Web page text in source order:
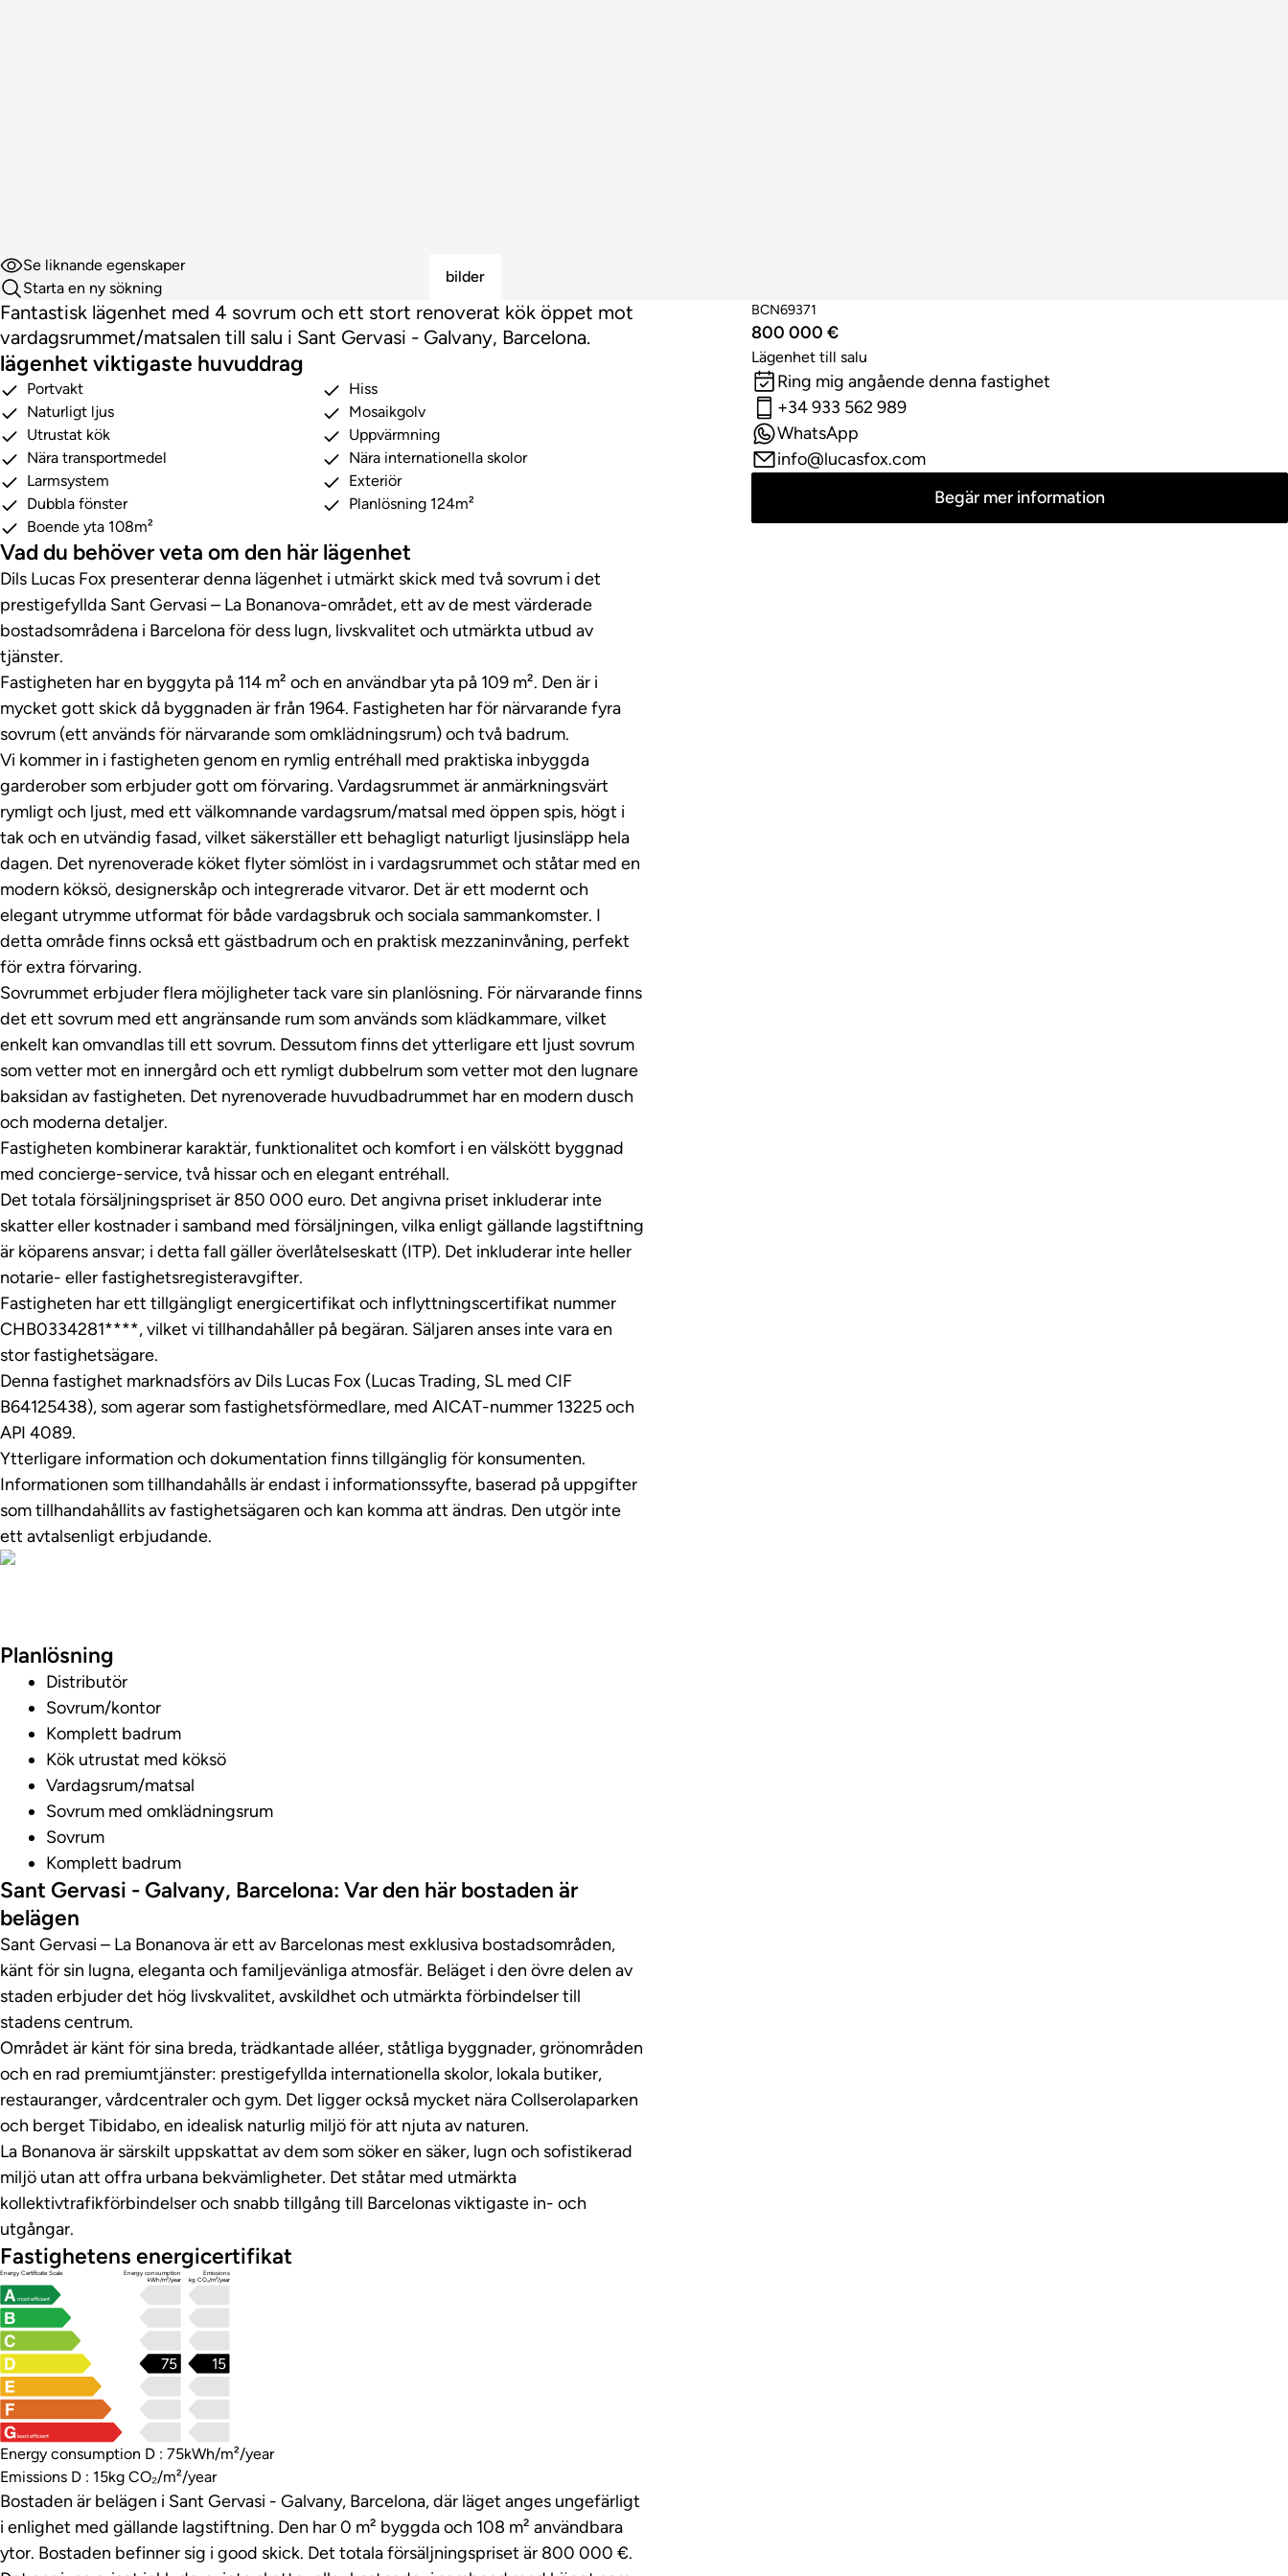
bilder
Se liknande egenskaper
Starta en ny sökning
Fantastisk lägenhet med 4 sovrum och ett stort renoverat kök öppet mot
vardagsrummet/matsalen till salu i Sant Gervasi - Galvany, Barcelona.
lägenhet viktigaste huvuddrag
Portvakt
Hiss
Naturligt ljus
Mosaikgolv
Utrustat kök
Uppvärmning
Nära transportmedel
Nära internationella skolor
Larmsystem
Exteriör
Dubbla fönster
Planlösning 124m²
Boende yta 108m²
Vad du behöver veta om den här lägenhet
Dils Lucas Fox presenterar denna lägenhet i utmärkt skick med två sovrum i det
prestigefyllda Sant Gervasi – La Bonanova-området, ett av de mest värderade
bostadsområdena i Barcelona för dess lugn, livskvalitet och utmärkta utbud av
tjänster.
Fastigheten har en byggyta på 114 m² och en användbar yta på 109 m². Den är i
mycket gott skick då byggnaden är från 1964. Fastigheten har för närvarande fyra
sovrum (ett används för närvarande som omklädningsrum) och två badrum.
Vi kommer in i fastigheten genom en rymlig entréhall med praktiska inbyggda
garderober som erbjuder gott om förvaring. Vardagsrummet är anmärkningsvärt
rymligt och ljust, med ett välkomnande vardagsrum/matsal med öppen spis, högt i
tak och en utvändig fasad, vilket säkerställer ett behagligt naturligt ljusinsläpp hela
dagen. Det nyrenoverade köket flyter sömlöst in i vardagsrummet och ståtar med en
modern köksö, designerskåp och integrerade vitvaror. Det är ett modernt och
elegant utrymme utformat för både vardagsbruk och sociala sammankomster. I
detta område finns också ett gästbadrum och en praktisk mezzaninvåning, perfekt
för extra förvaring.
Sovrummet erbjuder flera möjligheter tack vare sin planlösning. För närvarande finns
det ett sovrum med ett angränsande rum som används som klädkammare, vilket
enkelt kan omvandlas till ett sovrum. Dessutom finns det ytterligare ett ljust sovrum
som vetter mot en innergård och ett rymligt dubbelrum som vetter mot den lugnare
baksidan av fastigheten. Det nyrenoverade huvudbadrummet har en modern dusch
och moderna detaljer.
Fastigheten kombinerar karaktär, funktionalitet och komfort i en välskött byggnad
med concierge-service, två hissar och en elegant entréhall.
Det totala försäljningspriset är 850 000 euro. Det angivna priset inkluderar inte
skatter eller kostnader i samband med försäljningen, vilka enligt gällande lagstiftning
är köparens ansvar; i detta fall gäller överlåtelseskatt (ITP). Det inkluderar inte heller
notarie- eller fastighetsregisteravgifter.
Fastigheten har ett tillgängligt energicertifikat och inflyttningscertifikat nummer
CHB0334281****, vilket vi tillhandahåller på begäran. Säljaren anses inte vara en
stor fastighetsägare.
Denna fastighet marknadsförs av Dils Lucas Fox (Lucas Trading, SL med CIF
B64125438), som agerar som fastighetsförmedlare, med AICAT-nummer 13225 och
API 4089.
Ytterligare information och dokumentation finns tillgänglig för konsumenten.
Informationen som tillhandahålls är endast i informationssyfte, baserad på uppgifter
som tillhandahållits av fastighetsägaren och kan komma att ändras. Den utgör inte
ett avtalsenligt erbjudande.
Planlösning
Distributör
Sovrum/kontor
Komplett badrum
Kök utrustat med köksö
Vardagsrum/matsal
Sovrum med omklädningsrum
Sovrum
Komplett badrum
Sant Gervasi - Galvany, Barcelona: Var den här bostaden är
belägen
Sant Gervasi – La Bonanova är ett av Barcelonas mest exklusiva bostadsområden,
känt för sin lugna, eleganta och familjevänliga atmosfär. Beläget i den övre delen av
staden erbjuder det hög livskvalitet, avskildhet och utmärkta förbindelser till
stadens centrum.
Området är känt för sina breda, trädkantade alléer, ståtliga byggnader, grönområden
och en rad premiumtjänster: prestigefyllda internationella skolor, lokala butiker,
restauranger, vårdcentraler och gym. Det ligger också mycket nära Collserolaparken
och berget Tibidabo, en idealisk naturlig miljö för att njuta av naturen.
La Bonanova är särskilt uppskattat av dem som söker en säker, lugn och sofistikerad
miljö utan att offra urbana bekvämligheter. Det ståtar med utmärkta
kollektivtrafikförbindelser och snabb tillgång till Barcelonas viktigaste in- och
utgångar.
Fastighetens energicertifikat
Energy Certificate Scale
Energy consumption
kWh/m²/year
Emissions
kg CO₂/m²/year
most efficient
least efficient
15
75
Energy consumption D : 75kWh/m²/year
Emissions D : 15kg CO₂/m²/year
Bostaden är belägen i Sant Gervasi - Galvany, Barcelona, där läget anges ungefärligt
i enlighet med gällande lagstiftning. Den har 0 m² byggda och 108 m² användbara
ytor. Bostaden befinner sig i good skick. Det totala försäljningspriset är 800 000 €.
BCN69371
800 000 €
Lägenhet till salu
Ring mig angående denna fastighet
+34 933 562 989
WhatsApp
info@lucasfox.com
Begär mer information